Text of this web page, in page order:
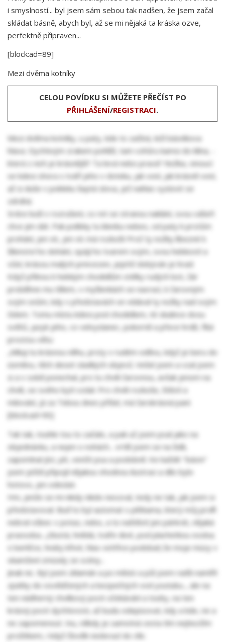
i smyslností... byl jsem sám sebou tak nadšen, že jsem začal
skládat básně, abych byl, až se mi nějaká ta kráska ozve,
perfektně připraven...
[block:ad=89]
Mezi dvěma kotníky
CELOU POVÍDKU SI MŮŽETE PŘEČÍST PO
PŘIHLÁŠENÍ/REGISTRACI.
Mezi dvěma kotníky, u paty, kde to začíná, leží básníkova
hlava. Dychtivým zrakem pohlíží, tam vzhůru kamsi do klína, -
která z nich je krásnější? Ta levá nebo pravá? Nožka, vinoucí
se kdesi shora s tváří jeho v doteku, jak voní, jak krásně voní,
až si duše v pokleku šeptá slova, jež nahlas vyslovit se
zdráhá.
Srdce buší v rozrušení, co ret se stranou naklání, svou vášeň
chce jim dát. Pak polibky tu klenbu nebes, od paty k prstům
prohání, jen víc, jen víc má rozkoši! Proč ty nožky líbezné k
šílenství ho dohání, opájí ho tvarem svým, svou hebkostí a
vůní, krásou malých princezen, jejichž dobýván je hrad.
Když přilnou k hebkým chodidlům stélky rudých bot, žár
proběhne mu tělem, v myšlenkách se navrací, k čarovným
svým snům, kdy v představách on vídával ty nožky nad svým
čelem. Tomu místu kdesi pod chodidlem, té skulince dvou
světů, jazyk jeho, co velvyslanec, pokorně a přece hrdě, říká
prostou větu:
„Miluji tu krásnou něhu, prsty v rudém oděvu, když je beru do
úsměvu, těch deset sladkých objevů. Vešel jsem a vzal jsem
si a v sobě ponechal, pro tu chvíli čarovnou, avšak jenom na
chvíli, se svého bytí vzdal. Pro chvíli rozkoše, štěstí a
milování, já za Tebou dnes přišel, má čarokrásná paní.
[block:ad=90]
Tak tak, touhle tou to začalo, a pak už jsem psal jako na
objednávku, a nejen o nohách... vrtěl jsem se na židli,
zapomínal jíst, pít, venčit psa a podobně. Ke každé "básni"
jsem ještě připojil nějakou vhodnou ilustraci a dílo bylo
hotovo, jen odeslat.
Hm, jenže se mi nikdy nikdo neozval, tedy ne tak, jak jsem si
představoval. Buď to byl automat s pětkama, který můj profil
nebral vůbec v potaz, nebo, a to naštěstí jen párkrát, nějaká
praosoba...,(tlustá, hnědá, tváře divé, pod plachetkou osoba;
o berličce, hnáty křivé, hlas-vichřice podoba!) že moje múzy v
okamžení zmizely ze scény...
Jinak nic. Byl jsem zklamán a po měsíci a půl jsem radši namířil
zpátky do osvědčených a bezpečných vod youtubu.., ale na
ten nádherný chvilkový pocit očekávání a touhy, na ten
krásný pocit dychtivosti, až budu odepisovat, kdy a kde, ne a
ne zapomenout. Inu, někdy je samotná cesta tím nejhezčím
prožitkem, i když člověk nedorazí do cíle.